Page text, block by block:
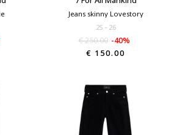
Jeans skinny Lovestory
25 26
€ 250.00 -40%
€ 150.00